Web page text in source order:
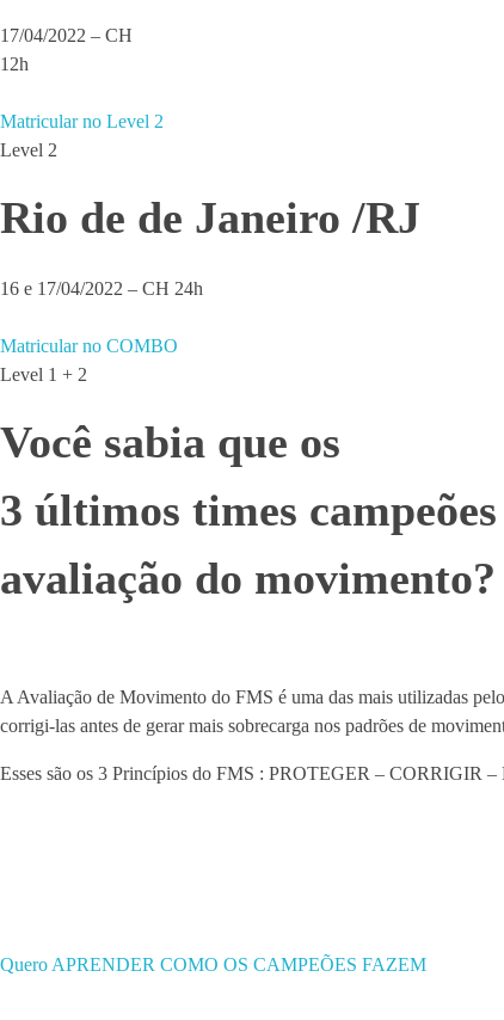
17/04/2022 – CH
12h
Matricular no Level 2
Level 2
Rio de de Janeiro /RJ
16 e 17/04/2022 – CH 24h
Matricular no COMBO
Level 1 + 2
Você sabia que os
3 últimos times
avaliação do movimento?
A Avaliação de Movimento do FMS é uma das mais utilizadas
corrigi-las antes de gerar mais sobrecarga nos padrões de
Esses são os 3 Princípios do FMS : PROTEGER – CORRIGIR
Quero APRENDER COMO OS CAMPEÕES FAZEM